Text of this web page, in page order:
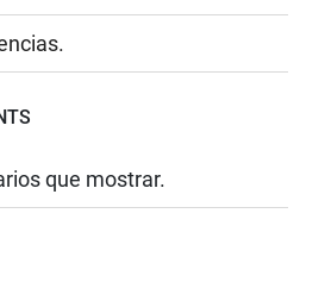
que mostrar.